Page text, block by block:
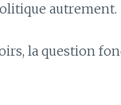
autrement.
la question